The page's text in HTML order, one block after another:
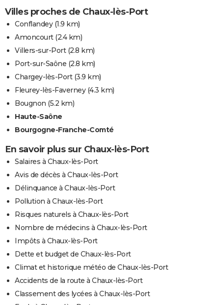
Villes proches de Chaux-lès-Port
Conflandey(1.9 km)
Amoncourt(2.4 km)
Villers-sur-Port(2.8 km)
Port-sur-Saône (2.8 km)
Chargey-lès-Port(3.9 km)
Fleurey-lès-Faverney(4.3 km)
Bougnon (5.2 km)
Haute-Saône
Bourgogne-Franche-Comté
En savoir plus sur Chaux-lès-Port
Salaires à Chaux-lès-Port
Avis de décès à Chaux-lès-Port
Délinquance à Chaux-lès-Port
Pollution à Chaux-lès-Port
Risques naturels à Chaux-lès-Port
Nombre de médecins à Chaux-lès-Port
Impôts à Chaux-lès-Port
Dette et budget de Chaux-lès-Port
Climat et historique météo de Chaux-lès-Port
Accidents de la route à Chaux-lès-Port
Classement des lycées à Chaux-lès-Port